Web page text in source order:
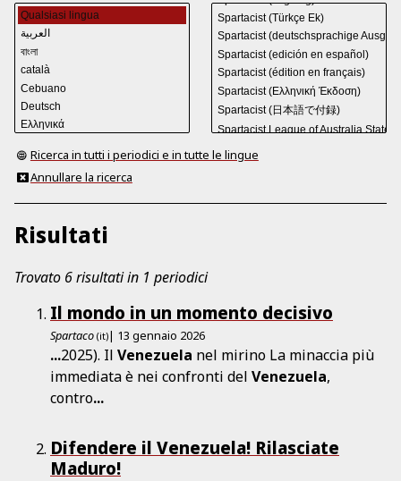
Ricerca in tutti i periodici e in tutte le lingue
Annullare la ricerca
Risultati
Trovato 6 risultati in 1 periodici
Il mondo in un momento decisivo
Spartaco (it)| 13 gennaio 2026
...2025). Il Venezuela nel mirino La minaccia più
immediata è nei confronti del Venezuela,
contro...
Difendere il Venezuela! Rilasciate
Maduro!